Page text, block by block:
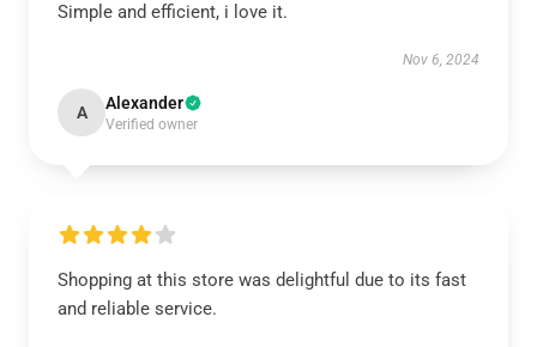
Simple and efficient, i love it.
Nov 6, 2024
A Alexander
Verified owner
Shopping at this store was delightful due to its fast
and reliable service.